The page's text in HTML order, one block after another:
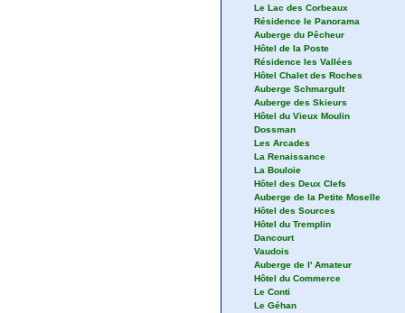
Le Lac des Corbeaux
Résidence le Panorama
Auberge du Pêcheur
Hôtel de la Poste
Résidence les Vallées
Hôtel Chalet des Roches
Auberge Schmargult
Auberge des Skieurs
Hôtel du Vieux Moulin
Dossman
Les Arcades
La Renaissance
La Bouloie
Hôtel des Deux Clefs
Auberge de la Petite Moselle
Hôtel des Sources
Hôtel du Tremplin
Dancourt
Vaudois
Auberge de l' Amateur
Hôtel du Commerce
Le Conti
Le Géhan